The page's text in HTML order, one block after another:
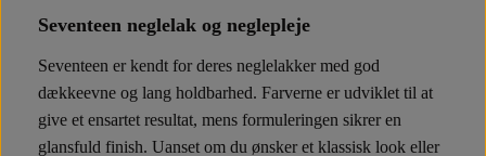
Seventeen neglelak og neglepleje
Seventeen er kendt for deres neglelakker med god
dækkeevne og lang holdbarhed. Farverne er udviklet til at
give et ensartet resultat, mens formuleringen sikrer en
glansfuld finish. Uanset om du ønsker et klassisk look eller